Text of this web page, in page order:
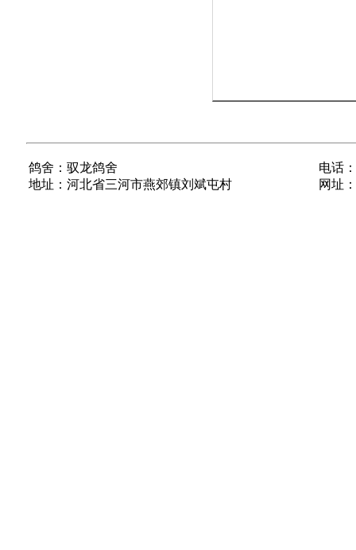
鸽舍：驭龙鸽舍
地址：河北省三河市燕郊镇刘斌屯村
电话
网址